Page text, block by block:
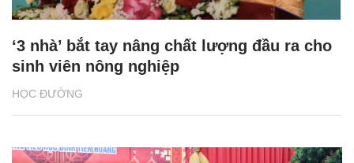
HỌC ĐƯỜNG
‘3 nhà’ bắt tay nâng chất lượng đầu ra cho
sinh viên nông nghiệp